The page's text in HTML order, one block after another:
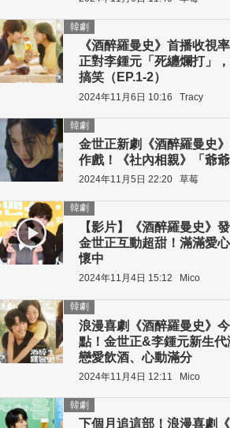
《酒醉羅曼史》首播收視
正對李鍾元「死纏爛打」
搞笑（EP.1-2）
韓劇
2024年11月6日 10:16 Tracy
金世正新劇《酒醉羅曼史
作戲！《社內相親》「爺
韓劇
2024年11月5日 22:20 草莓
【影片】《酒醉羅曼史》
金世正互動超甜！滿滿愛
懷中
韓劇
2024年11月4日 15:12 Mico
浪漫喜劇《酒醉羅曼史》
點！金世正&李鍾元新生代
戀愛飲酒、心動滿分
韓劇
2024年11月4日 12:11 Mico
下個月追這部！浪漫喜劇
韓劇